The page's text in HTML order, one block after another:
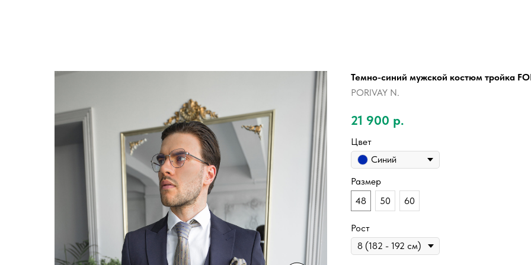
Темно-синий мужской костюм тройка
PORIVAY N.
21 900 р.
Цвет
Синий
Размер
48
50 60
Рост